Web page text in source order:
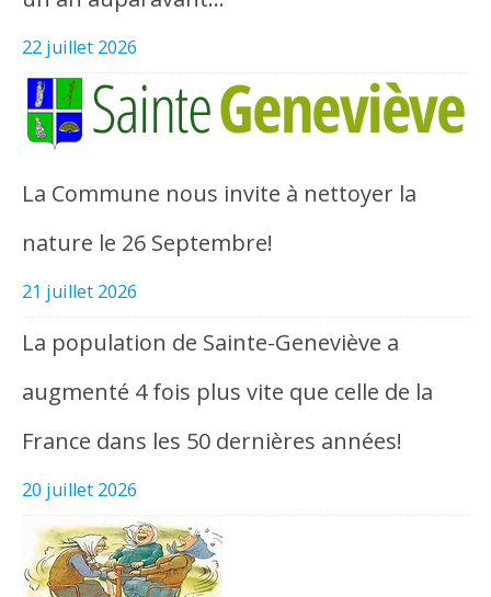
22 juillet 2026
La Commune nous invite à nettoyer la
nature le 26 Septembre!
21 juillet 2026
La population de Sainte-Geneviève a
augmenté 4 fois plus vite que celle de la
France dans les 50 dernières années!
20 juillet 2026